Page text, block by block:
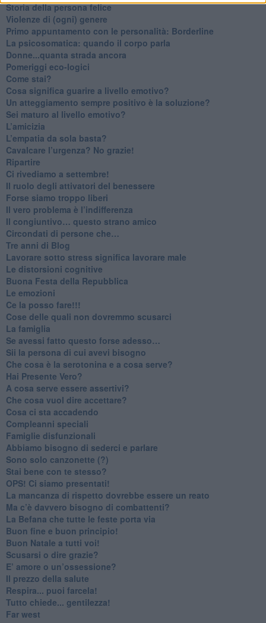
​Storia della persona felice
Violenze di (ogni) genere
​Primo appuntamento con le personalità: Borderline
La psicosomatica: quando il corpo parla
Donne...quanta strada ancora
​Pomeriggi eco-logici
​Come stai?
Cosa significa guarire a livello emotivo?
​Un atteggiamento sempre positivo è la soluzione?
​Sei maturo al livello emotivo?
​L’amicizia
​L’empatia da sola basta?
​Cavalcare l’urgenza? No grazie!
Ripartire
​Ci rivediamo a settembre!
​Il ruolo degli attivatori del benessere
​Forse siamo troppo liberi
​Il vero problema è l’indifferenza
​Il congiuntivo… questo strano amico
​Circondati di persone che…
​Tre anni di Blog
​Lavorare sotto stress significa lavorare male
​Le distorsioni cognitive
​Buona Festa della Repubblica
Le emozioni
​Ce la posso fare!!!
​Cose delle quali non dovremmo scusarci
​La famiglia
​Se avessi fatto questo forse adesso…
​Sii la persona di cui avevi bisogno
Che cosa è la serotonina e a cosa serve?
​Hai Presente Vero?
A cosa serve essere assertivi?
​Che cosa vuol dire accettare?
​Cosa ci sta accadendo
​Compleanni speciali
​Famiglie disfunzionali
​Abbiamo bisogno di sederci e parlare
Sono solo canzonette (?)
​Stai bene con te stesso?
​OPS! Ci siamo presentati!
​La mancanza di rispetto dovrebbe essere un reato
​Ma c’è davvero bisogno di combattenti?
​La Befana che tutte le feste porta via
Buon fine e buon principio!
​Buon Natale a tutti voi!
​Scusarsi o dire grazie?
​E’ amore o un’ossessione?
​Il prezzo della salute
​Respira... puoi farcela!
​Tutto chiede... gentilezza!
​Far west